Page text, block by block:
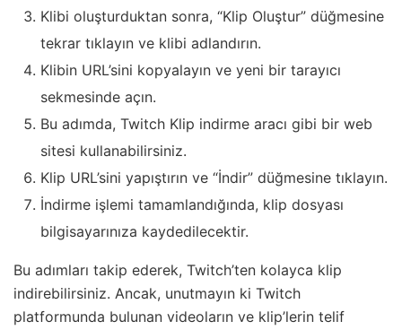
Klibi oluşturduktan sonra, “Klip Oluştur” düğmesine
tekrar tıklayın ve klibi adlandırın.
Klibin URL’sini kopyalayın ve yeni bir tarayıcı
sekmesinde açın.
Bu adımda, Twitch Klip indirme aracı gibi bir web
sitesi kullanabilirsiniz.
Klip URL’sini yapıştırın ve “İndir” düğmesine tıklayın.
İndirme işlemi tamamlandığında, klip dosyası
bilgisayarınıza kaydedilecektir.
Bu adımları takip ederek, Twitch’ten kolayca klip
indirebilirsiniz. Ancak, unutmayın ki Twitch
platformunda bulunan videoların ve klip’lerin telif